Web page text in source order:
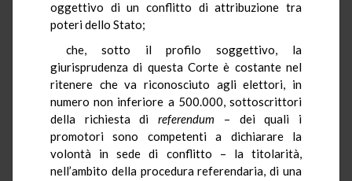
oggettivo di un conflitto di attribuzione tra
poteri dello Stato;
che, sotto il profilo soggettivo, la
giurisprudenza di questa Corte è costante nel
ritenere che va riconosciuto agli elettori, in
numero non inferiore a 500.000, sottoscrittori
della richiesta direferendum – dei quali i
promotori sono competenti a dichiarare la
volontà in sede di conflitto – la titolarità,
nell’ambito della procedura referendaria, di una